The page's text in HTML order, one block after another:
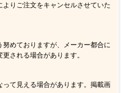
りご注文をキャンセルさせていた
めておりますが、メーカー都合に
される場合があります。
って見える場合があります。掲載画